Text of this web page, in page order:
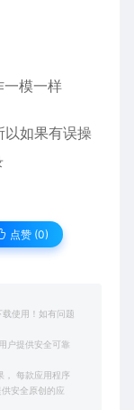
模一样
如果有误操
点赞 (0)
使用！如有问题
户提供安全可靠
， 每款应用程序
安全原创的应